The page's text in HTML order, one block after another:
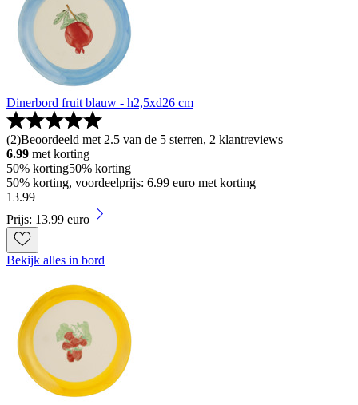
Dinerbord fruit blauw - h2,5xd26 cm
(2)Beoordeeld met 2.5 van de 5 sterren, 2 klantreviews
6.99 met korting
50% korting50% korting
50% korting, voordeelprijs: 6.99 euro met korting
13.99
Prijs: 13.99 euro
Bekijk alles in bord